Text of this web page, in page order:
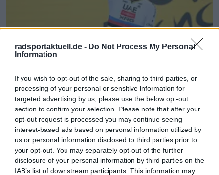
radsportaktuell.de - Do Not Process My Personal
Information
If you wish to opt-out of the sale, sharing to third parties, or
processing of your personal or sensitive information for
targeted advertising by us, please use the below opt-out
section to confirm your selection. Please note that after your
opt-out request is processed you may continue seeing
interest-based ads based on personal information utilized by
us or personal information disclosed to third parties prior to
your opt-out. You may separately opt-out of the further
disclosure of your personal information by third parties on the
IAB’s list of downstream participants. This information may
Radsport
„Es wird einen Klassementfahrer geben, der Zeit
France-Etappe, während Pogačar Vingegaards
Gelbes Trikot jagt
05 Juli 2026
Mehr Artikel
Gerade In